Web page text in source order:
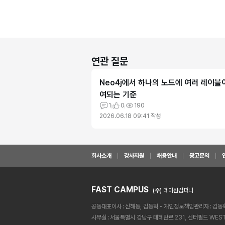
연관 질문
Neo4j에서 하나의 노드에 여러 레이블
여되는 기준
1 0
190
2026.06.18 09:41 작성
회사소개 강사지원 채용안내 광고문의
FAST CAMPUS (주) 데이원컴퍼니
공동대표이사 신해동, 김동혁 개인정보책임관리자
김동
사무실 서울특별시 강남구 테헤란로 231, 센터필드